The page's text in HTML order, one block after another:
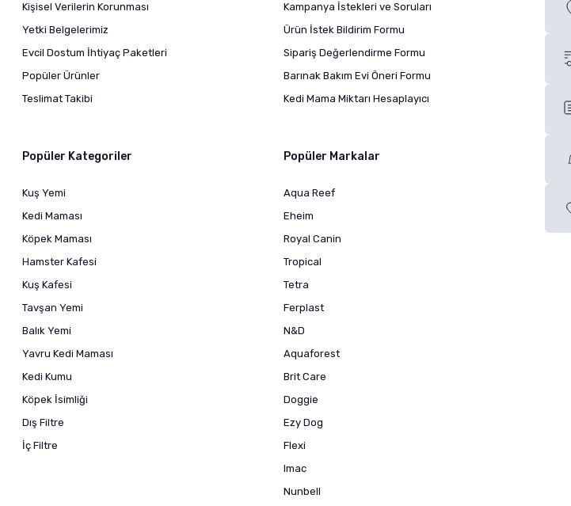
Kişisel Verilerin Korunması
Yetki Belgelerimiz
Evcil Dostum İhtiyaç Paketleri
Popüler Ürünler
Teslimat Takibi
Kampanya İstekleri ve Soruları
Ürün İstek Bildirim Formu
Sipariş Değerlendirme Formu
Barınak Bakım Evi Öneri Formu
Kedi Mama Miktarı Hesaplayıcı
Popüler Kategoriler
Kuş Yemi
Kedi Maması
Köpek Maması
Hamster Kafesi
Kuş Kafesi
Tavşan Yemi
Balık Yemi
Yavru Kedi Maması
Kedi Kumu
Köpek İsimliği
Dış Filtre
İç Filtre
Popüler Markalar
Aqua Reef
Eheim
Royal Canin
Tropical
Tetra
Ferplast
N&D
Aquaforest
Brit Care
Doggie
Ezy Dog
Flexi
Imac
Nunbell